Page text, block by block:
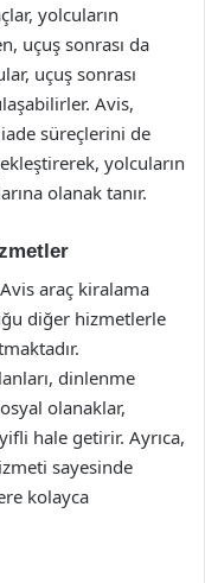
yolcuların
uçuş sonrası da
uçuş sonrası
Avis,
süreçlerini de
yolcuların
olanak tanır.
araç kiralama
diğer hizmetlerle
dinlenme
olanaklar,
hale getirir. Ayrıca,
sayesinde
kolayca